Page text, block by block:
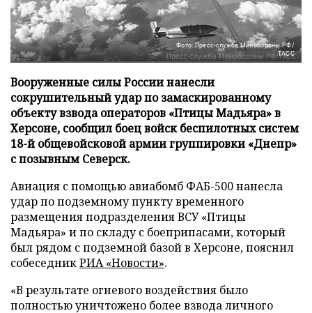
Фото: Пресс-служба Минобороны РФ/
ТАСС
Вооруженные силы России нанесли
сокрушительный удар по замаскированному
объекту взвода операторов «Птицы Мадьяра» в
Херсоне, сообщил боец войск беспилотных систем
18-й общевойсковой армии группировки «Днепр»
с позывным Северск.
Авиация с помощью авиабомб ФАБ-500 нанесла
удар по подземному пункту временного
размещения подразделения ВСУ «Птицы
Мадьяра» и по складу с боеприпасами, который
был рядом с подземной базой в Херсоне, пояснил
собеседникРИА «Новости».
«В результате огневого воздействия было
полностью уничтожено более взвода личного